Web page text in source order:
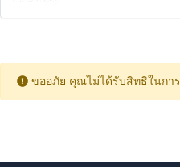
ขออภัย คุณไม่ได้รับสิทธิในกา